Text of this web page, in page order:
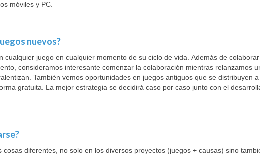
móviles y PC.
nuevos?
cualquier juego en cualquier momento de su ciclo de vida. Además de
consideramos interesante comenzar la colaboración mientras relanzamos
También vemos oportunidades en juegos antiguos que se distribuyen
gratuita. La mejor estrategia se decidirá caso por caso junto con el
cosas diferentes, no solo en los diversos proyectos (juegos + causas) sino